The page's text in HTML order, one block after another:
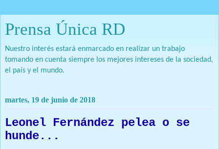
Prensa Única RD
Nuestro interés estará enmarcado en realizar un trabajo
tomando en cuenta siempre los mejores intereses de la sociedad,
el país y el mundo.
martes, 19 de junio de 2018
Leonel Fernández pelea o se
hunde...